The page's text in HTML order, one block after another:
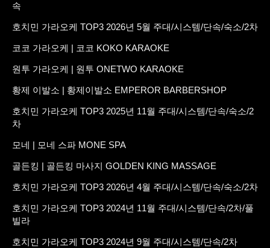
속
호치민 가라오케 TOP3 2026년 5월 주대/시스템/단속/숙소/2차
코코 가라오케 | 코코 KOKO KARAOKE
원투 가라오케 | 원투 ONETWO KARAOKE
황제 이발소 | 황제이발소 EMPEROR BARBERSHOP
호치민 가라오케 TOP3 2025년 11월 주대/시스템/단속/숙소/2
차
모네 | 모네 스파 MONE SPA
골든킹 | 골든킹 마사지 GOLDEN KING MASSAGE
호치민 가라오케 TOP3 2026년 4월 주대/시스템/단속/숙소/2차
호치민 가라오케 TOP3 2024년 11월 주대/시스템/단속/2차/풀
빌라
호치민 가라오케 TOP3 2024년 9월 주대/시스템/단속/2차